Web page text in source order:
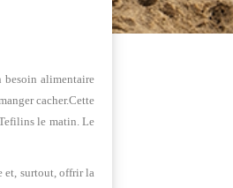
besoin alimentaire
cacher.Cette
le matin. Le
et, surtout, offrir la